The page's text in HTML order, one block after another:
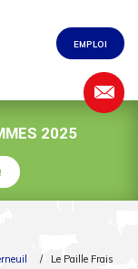
EMPLOI
2025
/ Le Paille Frais